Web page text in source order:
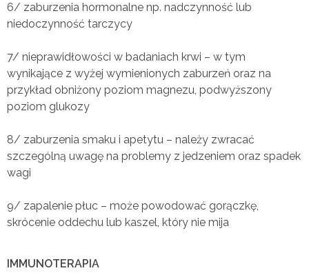
6/ zaburzenia hormonalne np. nadczynność lub
niedoczynność tarczycy
7/ nieprawidłowości w badaniach krwi – w tym
wynikające z wyżej wymienionych zaburzeń oraz na
przykład obniżony poziom magnezu, podwyższony
poziom glukozy
8/ zaburzenia smaku i apetytu – należy zwracać
szczególną uwagę na problemy z jedzeniem oraz spadek
wagi
9/ zapalenie płuc – może powodować gorączkę,
skrócenie oddechu lub kaszel, który nie mija
IMMUNOTERAPIA